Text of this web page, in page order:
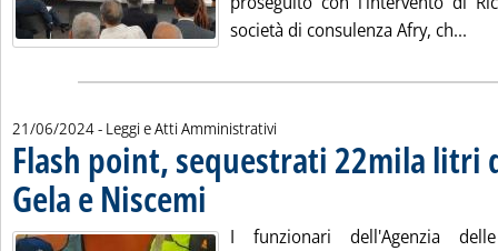
società di consulenza Afry, ch...
21/06/2024- Leggi e Atti Amministrativi
Flash point, sequestrati 22mila litri
Gela e Niscemi . Pubblicata venerdì 21 giugno 2024 alle 11.51.
I funzionari dell'Agenzia